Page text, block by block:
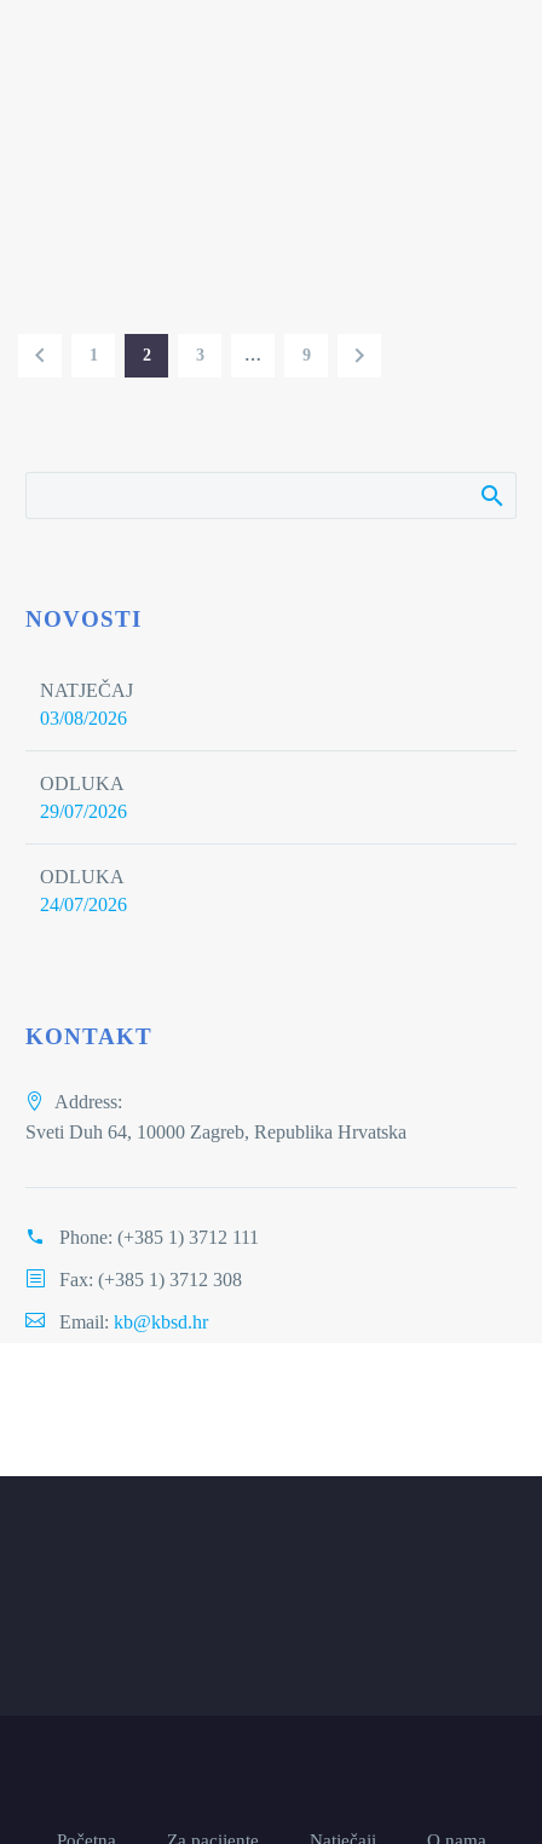
1 2 3 … 9
NOVOSTI
NATJEČAJ
03/08/2026
ODLUKA
29/07/2026
ODLUKA
24/07/2026
KONTAKT
Address:
Sveti Duh 64, 10000 Zagreb, Republika Hrvatska
Phone: (+385 1) 3712 111
Fax: (+385 1) 3712 308
Email: kb@kbsd.hr